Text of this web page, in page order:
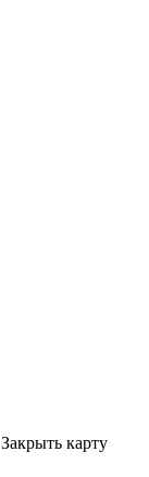
Закрыть карту